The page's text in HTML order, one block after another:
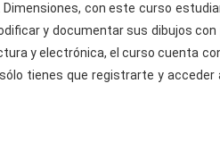
con este curso
y documentar sus dibujos
y electrónica, el curso cuenta
tienes que registrarte y